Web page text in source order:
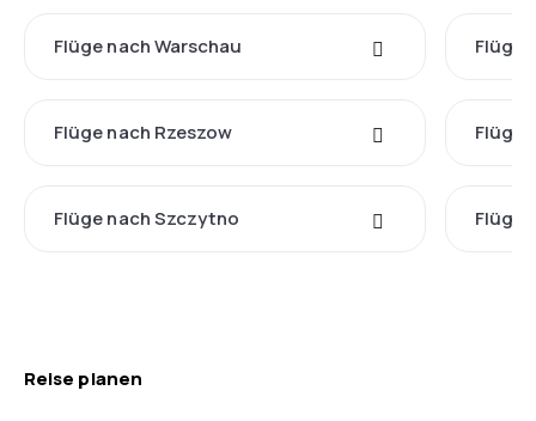
Flüge nach Warschau Flüge
Flüge nach Rzeszow Flüge
Flüge nach Szczytno Flüge
Reise planen